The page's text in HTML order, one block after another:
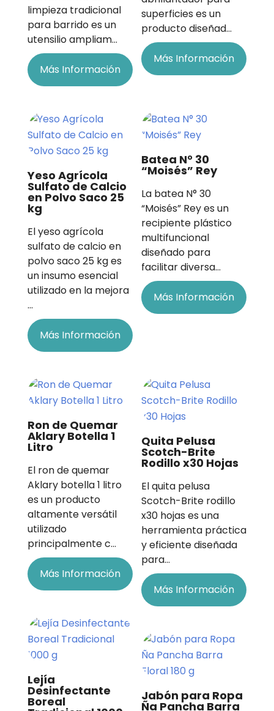
limpieza tradicional
para barrido es un
utensilio ampliam…
Más Información
superficies es un
producto diseñad…
Más Información
Yeso Agrícola
Sulfato de Calcio
en Polvo Saco 25
kg
El yeso agrícola
sulfato de calcio en
polvo saco 25 kg es
un insumo esencial
utilizado en la mejora
…
Más Información
Batea N° 30
“Moisés” Rey
La batea N° 30
“Moisés” Rey es un
recipiente plástico
multifuncional
diseñado para
facilitar diversa…
Más Información
Ron de Quemar
Aklary Botella 1
Litro
El ron de quemar
Aklary botella 1 litro
es un producto
altamente versátil
utilizado
principalmente c…
Más Información
Quita Pelusa
Scotch-Brite
Rodillo x30 Hojas
El quita pelusa
Scotch-Brite rodillo
x30 hojas es una
herramienta práctica
y eficiente diseñada
para…
Más Información
Lejía
Desinfectante
Boreal Jabón para Ropa
Ña Pancha Barra